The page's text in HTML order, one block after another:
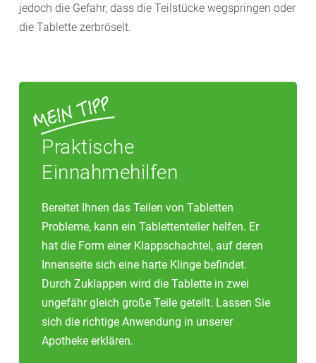
jedoch die Gefahr, dass die Teilstücke wegspringen oder
die Tablette zerbröselt.
Praktische
Einnahmehilfen
Bereitet Ihnen das Teilen von Tabletten
Probleme, kann ein Tablettenteiler helfen. Er
hat die Form einer Klappschachtel, auf deren
Innenseite sich eine harte Klinge befindet.
Durch Zuklappen wird die Tablette in zwei
ungefähr gleich große Teile geteilt. Lassen Sie
sich die richtige Anwendung in unserer
Apotheke erklären.